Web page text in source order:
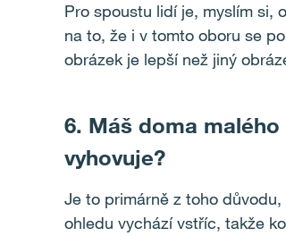
Pro spoustu lidí je, myslím si,
na to, že i v tomto oboru se
obrázek je lepší než jiný
6. Máš doma
vyhovuje?
Je to primárně z toho
ohledu vychází vstříc, takže